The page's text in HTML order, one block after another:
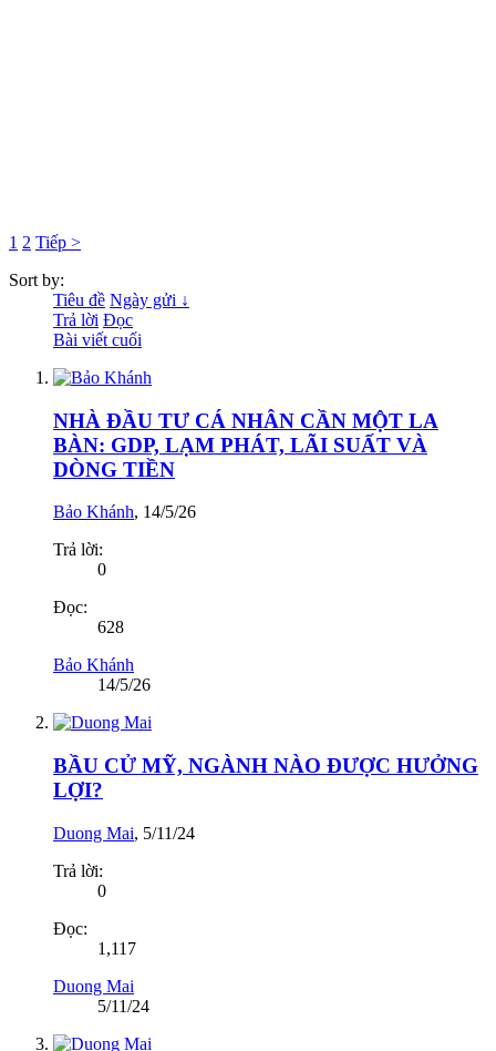
1 2 Tiếp >
Sort by:
Tiêu đề Ngày gửi ↓
Trả lời Đọc
Bài viết cuối
NHÀ ĐẦU TƯ CÁ NHÂN CẦN MỘT LA
BÀN: GDP, LẠM PHÁT, LÃI SUẤT VÀ
DÒNG TIỀN
Bảo Khánh, 14/5/26
Trả lời:
0
Đọc:
628
Bảo Khánh
14/5/26
BẦU CỬ MỸ, NGÀNH NÀO ĐƯỢC HƯỞNG
LỢI?
Duong Mai, 5/11/24
Trả lời:
0
Đọc:
1,117
Duong Mai
5/11/24